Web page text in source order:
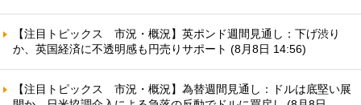
【注目トピックス 市況・概況】英ポンド週間見通し：下げ渋り
か、英国経済に不透明感も円売りサポート (8月8日 14:56)
【注目トピックス 市況・概況】為替週間見通し：ドルは底堅い展